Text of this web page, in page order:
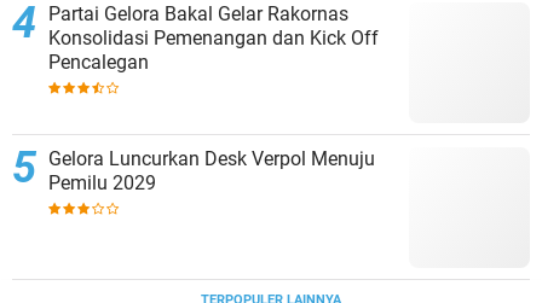
Partai Gelora Bakal Gelar Rakornas
Konsolidasi Pemenangan dan Kick Off
Pencalegan
Gelora Luncurkan Desk Verpol Menuju
Pemilu 2029
TERPOPULER LAINNYA